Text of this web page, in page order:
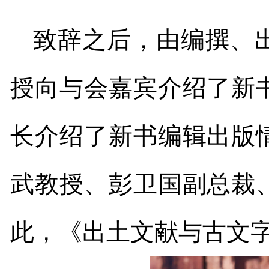
致辞之后，由编撰、
授向与会嘉宾介绍了新
长介绍了新书编辑出版
武教授、彭卫国副总裁
此，《出土文献与古文